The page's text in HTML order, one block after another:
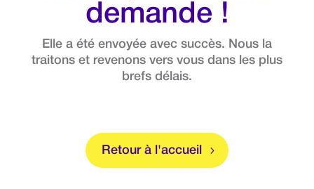
demande !
Elle a été envoyée avec succès. Nous la
traitons et revenons vers vous dans les plus
brefs délais.
Retour à l'accueil